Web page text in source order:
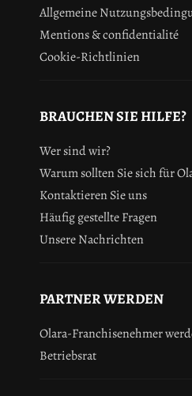
Allgemeine
Mentions & confidentialité
Cookie-Richtlinien
BRAUCHEN SIE HILFE?
Wer sind wir?
Warum sollten Sie sich für
Kontaktieren Sie uns
Häufig gestellte Fragen
Unsere Nachrichten
PARTNER WERDEN
Olara-Franchisenehmer
Betriebsrat